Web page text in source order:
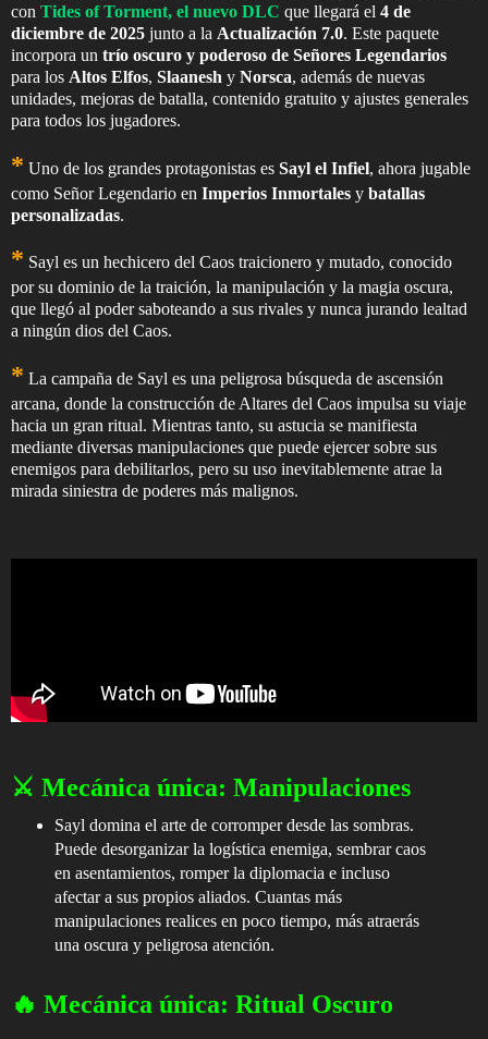
con Tides of Torment, el nuevo DLC que llegará el 4 de
diciembre de 2025 junto a la Actualización 7.0. Este paquete
incorpora un trío oscuro y poderoso de Señores Legendarios
para los Altos Elfos, Slaanesh y Norsca, además de nuevas
unidades, mejoras de batalla, contenido gratuito y ajustes generales
para todos los jugadores.
* Uno de los grandes protagonistas es Sayl el Infiel, ahora jugable
como Señor Legendario en Imperios Inmortales y batallas
personalizadas.
* Sayl es un hechicero del Caos traicionero y mutado, conocido
por su dominio de la traición, la manipulación y la magia oscura,
que llegó al poder saboteando a sus rivales y nunca jurando lealtad
a ningún dios del Caos.
* La campaña de Sayl es una peligrosa búsqueda de ascensión
arcana, donde la construcción de Altares del Caos impulsa su viaje
hacia un gran ritual. Mientras tanto, su astucia se manifiesta
mediante diversas manipulaciones que puede ejercer sobre sus
enemigos para debilitarlos, pero su uso inevitablemente atrae la
mirada siniestra de poderes más malignos.
⚔️ Mecánica única: Manipulaciones
Sayl domina el arte de corromper desde las sombras.
Puede desorganizar la logística enemiga, sembrar caos
en asentamientos, romper la diplomacia e incluso
afectar a sus propios aliados. Cuantas más
manipulaciones realices en poco tiempo, más atraerás
una oscura y peligrosa atención.
🔥 Mecánica única: Ritual Oscuro